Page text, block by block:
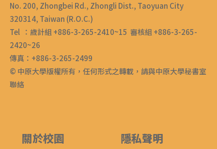
No. 200, Zhongbei Rd., Zhongli Dist., Taoyuan City
320314, Taiwan (R.O.C.)
Tel ：歲計組 +886-3-265-2410~15 審核組 +886-3-265-
2420~26
傳真：+886-3-265-2499
© 中原大學版權所有，任何形式之轉載，請與中原大學秘書室
聯絡
關於校園 隱私聲明